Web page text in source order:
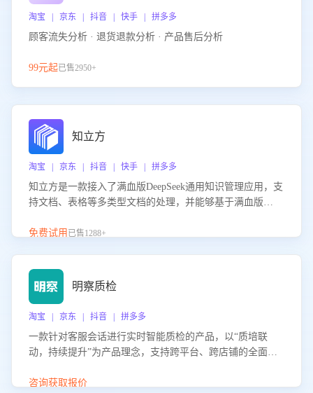
淘宝 | 京东 | 抖音 | 快手 | 拼多多
顾客流失分析 · 退货退款分析 · 产品售后分析
99元起已售2950+
知立方
淘宝 | 京东 | 抖音 | 快手 | 拼多多
知立方是一款接入了满血版DeepSeek通用知识管理应用，支
持文档、表格等多类型文档的处理，并能够基于满血版
识支持，帮助用户高效管理和利用知识资源。通过该产品，
免费试用 已售1288+
明察质检
淘宝 | 京东 | 抖音 | 拼多多
一款针对客服会话进行实时智能质检的产品，以“质培联
动，持续提升”为产品理念，支持跨平台、跨店铺的全面、
升客服团队的销服能力。
咨询获取报价